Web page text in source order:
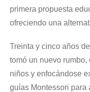
primera propuesta
ofreciendo una
Treinta y cinco años
tomó un nuevo
niños y enfocándose
guías Montessori para